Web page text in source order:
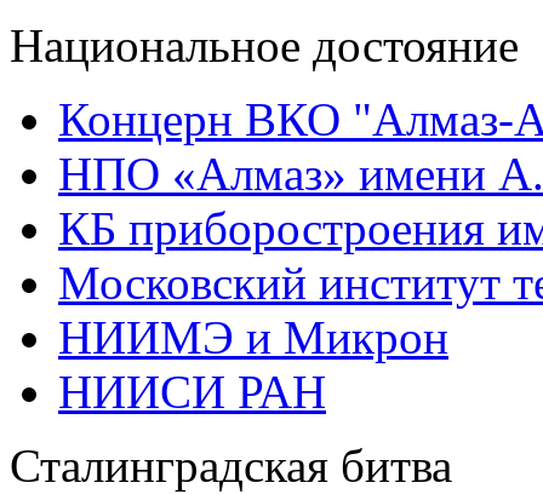
Национальное достояние
Концерн ВКО "Алмаз-
НПО «Алмаз» имени
КБ приборостроения
Московский институт
НИИМЭ и Микрон
НИИСИ РАН
Сталинградская битва